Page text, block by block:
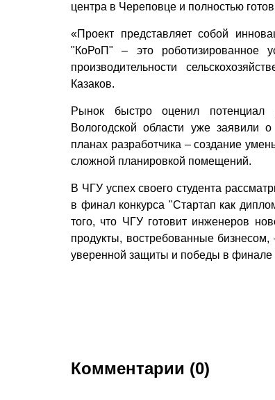
центра в Череповце и полностью
«Проект представляет собой
"КоРоП" – это роботизированное
производительности
Казаков.
Рынок быстро оценил потенциал
Вологодской области уже заявили
планах разработчика – создание
сложной планировкой помещений.
В ЧГУ успех своего студента
в финал конкурса "Стартап как
того, что ЧГУ готовит инженеров
продукты, востребованные
уверенной защиты и победы в финале
Комментарии (0)